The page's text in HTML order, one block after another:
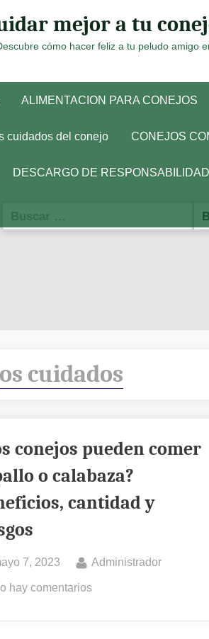
mejor a tu
cómo hacer feliz a tu peludo amigo
ALIMENTACION PARA CONEJOS
cuidados del conejo CONEJOS
DESCARGO DE RESPONSABILIDAD
cuidados
conejos pueden comer
o calabaza?
cantidad y
7, 2023 By
Administrador
hay comentariosen